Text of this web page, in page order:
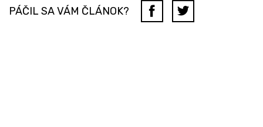
PÁČIL SA VÁM ČLÁNOK?